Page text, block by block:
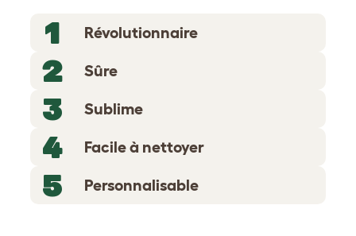
1
Révolutionnaire
2 Sûre
3 Sublime
4 Facile à nettoyer
5 Personnalisable